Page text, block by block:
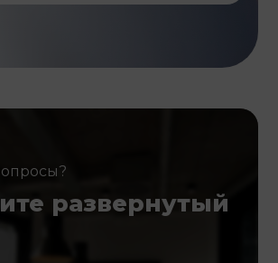
развернутый